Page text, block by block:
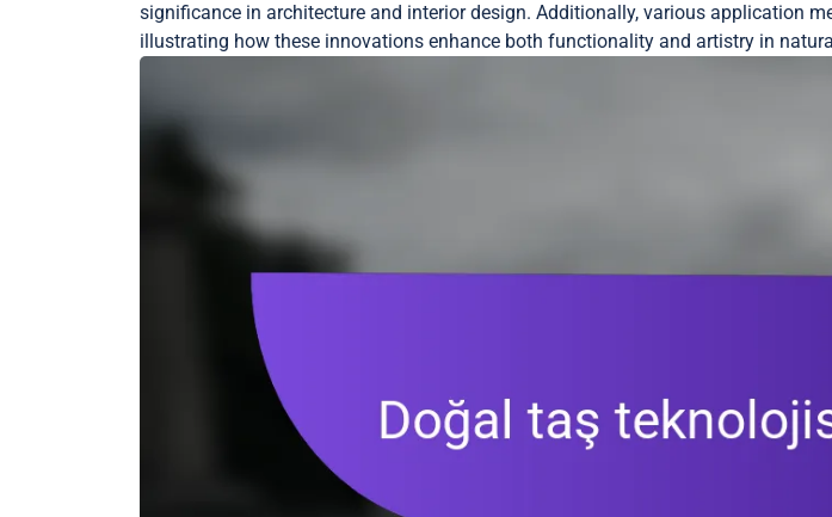
significance in architecture and interior design. Additionally, various application
illustrating how these innovations enhance both functionality and artistry in